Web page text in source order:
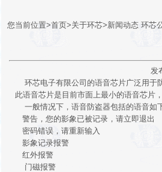
您当前位置>首页>关于环芯>新闻动态 环芯
发
环芯电子有限公司的语音芯片广泛用于
此语音芯片是目前市面上最小的语音芯片
一般情况下，语音防盗器包括的语音如
警告，您的影象已被记录，请立即退出
密码错误，请重新输入
影象记录报警
红外报警
门磁报警